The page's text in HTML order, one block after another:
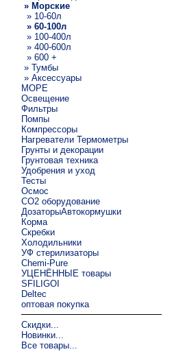
» Морские
» 10-60л
» 60-100л
» 100-400л
» 400-600л
» 600 +
» Тумбы
» Аксессуары
МОРЕ
Освещение
Фильтры
Помпы
Компрессоры
Нагреватели Термометры
Грунты и декорации
Грунтовая техника
Удобрения и уход
Тесты
Осмос
CO2 оборудование
ДозаторыАвтокормушки
Корма
Скребки
Холодильники
УФ стерилизаторы
Chemi-Pure
УЦЕНЁННЫЕ товары
SFILIGOI
Deltec
оптовая покупка
Скидки...
Новинки...
Все товары...